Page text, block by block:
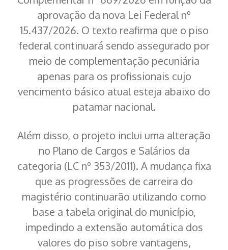
aprovação da nova Lei Federal nº
15.437/2026. O texto reafirma que o piso
federal continuará sendo assegurado por
meio de complementação pecuniária
apenas para os profissionais cujo
vencimento básico atual esteja abaixo do
patamar nacional.
Além disso, o projeto inclui uma alteração
no Plano de Cargos e Salários da
categoria (LC nº 353/2011). A mudança fixa
que as progressões de carreira do
magistério continuarão utilizando como
base a tabela original do município,
impedindo a extensão automática dos
valores do piso sobre vantagens,